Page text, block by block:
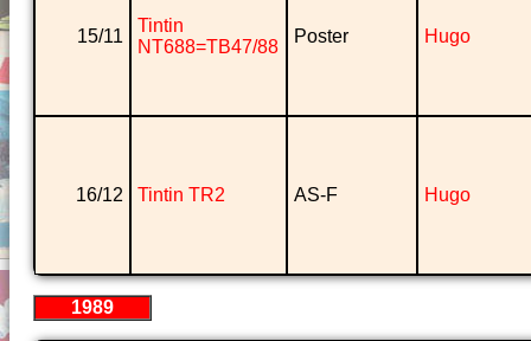
15/11
Tintin
NT688=TB47/88
Poster Hugo
16/12 Tintin TR2 AS-F Hugo
1989